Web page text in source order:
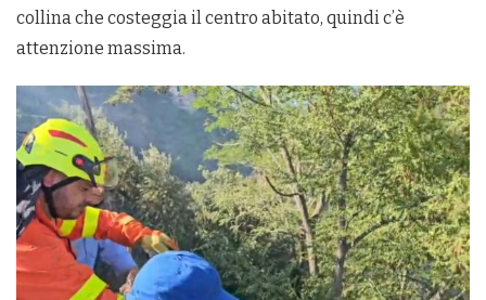
collina che costeggia il centro abitato, quindi c’è
attenzione massima.